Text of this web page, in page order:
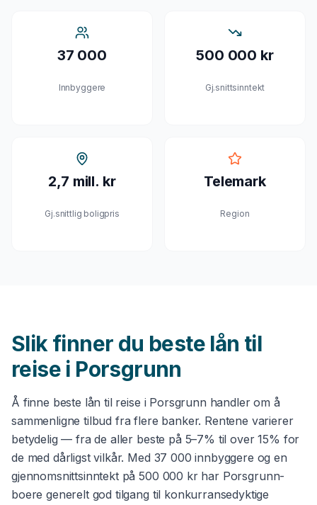
37 000
Innbyggere
500 000 kr
Gj.snittsinntekt
2,7 mill. kr
Gj.snittlig boligpris
Telemark
Region
Slik finner du beste lån til
reise i Porsgrunn
Å finne beste lån til reise i Porsgrunn handler om å
sammenligne tilbud fra flere banker. Rentene varierer
betydelig — fra de aller beste på 5–7% til over 15% for
de med dårligst vilkår. Med 37 000 innbyggere og en
gjennomsnittsinntekt på500 000 krhar Porsgrunn-
boere generelt god tilgang til konkurransedyktige